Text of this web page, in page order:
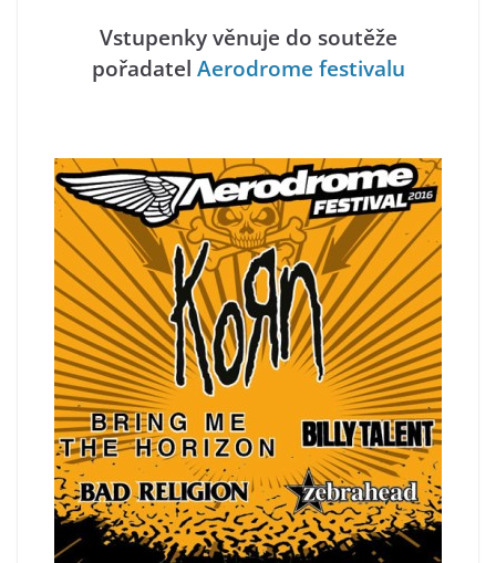
Vstupenky věnuje do soutěže
pořadatel Aerodrome festivalu